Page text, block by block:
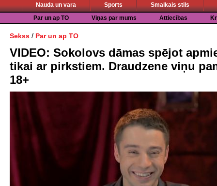
Nauda un vara Sports
Smalkais stils
Par un ap TO
Viņas par mums Attiecības
Sekss / Par un ap TO
VIDEO: Sokolovs dāmas spējot
tikai ar pirkstiem. Draudzene viņu
18+